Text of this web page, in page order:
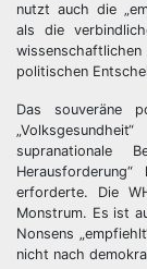
nutzt auch die
als die
politischen
Das souveräne
supranationale
erforderte. Die
Monstrum. Es ist
Nonsens
nicht nach